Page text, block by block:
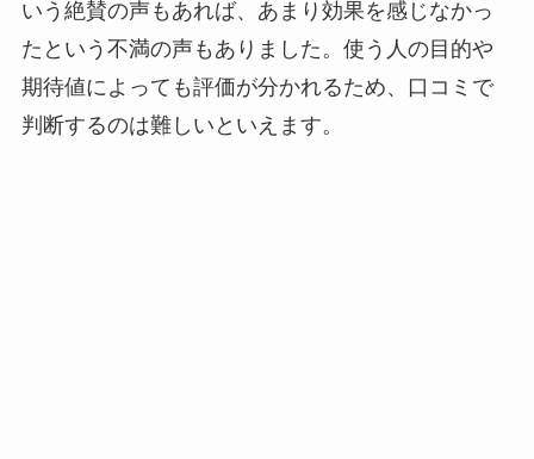
いう絶賛の声もあれば、あまり効果を感じなかっ
たという不満の声もありました。使う人の目的や
期待値によっても評価が分かれるため、口コミで
判断するのは難しいといえます。